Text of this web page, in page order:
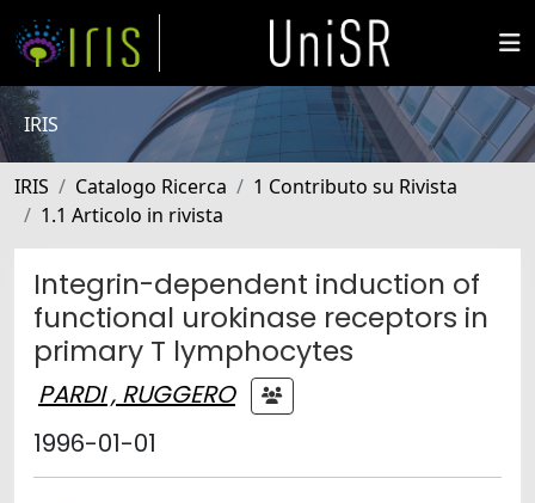
IRIS
IRIS Catalogo Ricerca
1 Contributo su Rivista
1.1 Articolo in rivista
Integrin-dependent induction of
functional urokinase receptors in
primary T lymphocytes
PARDI , RUGGERO
1996-01-01